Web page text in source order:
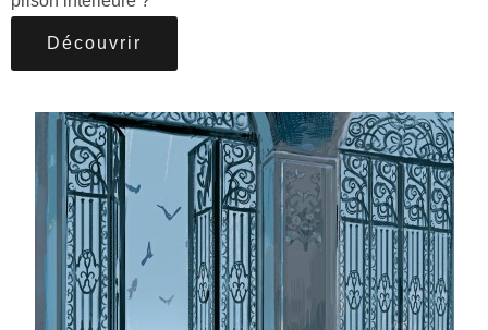
Découvrir